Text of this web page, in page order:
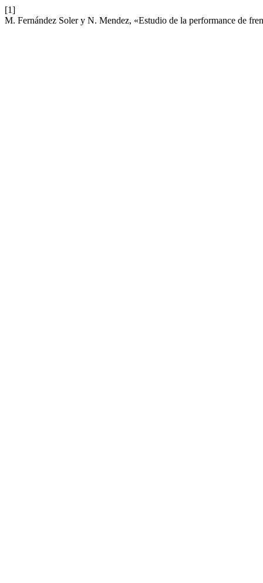
[1]
M. Fernández Soler y N. Mendez, «Estudio de la performance de